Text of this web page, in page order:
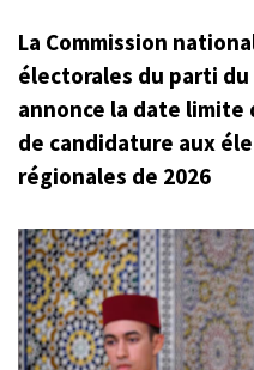
La Commission
électorales du parti
annonce la date limite
de candidature aux
régionales de 2026